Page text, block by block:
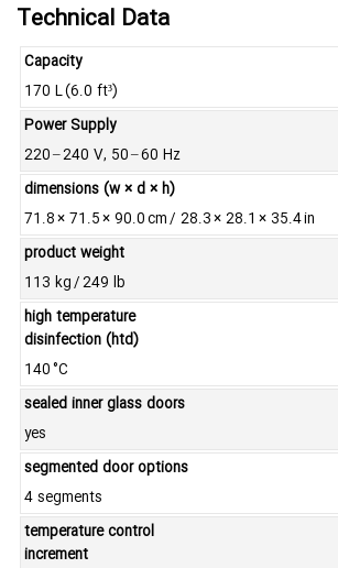
Technical Data
Capacity
170 L (6.0 ft³)
Power Supply
220 – 240 V, 50 – 60 Hz
dimensions (w × d × h)
71.8 × 71.5 × 90.0 cm / 28.3 × 28.1 × 35.4 in
product weight
113 kg / 249 lb
high temperature
disinfection (htd)
140 °C
sealed inner glass doors
yes
segmented door options
4 segments
temperature control
increment